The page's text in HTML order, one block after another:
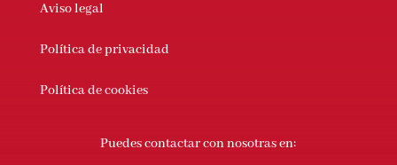
Aviso legal
Política de privacidad
Política de cookies
Puedes contactar con nosotras en: